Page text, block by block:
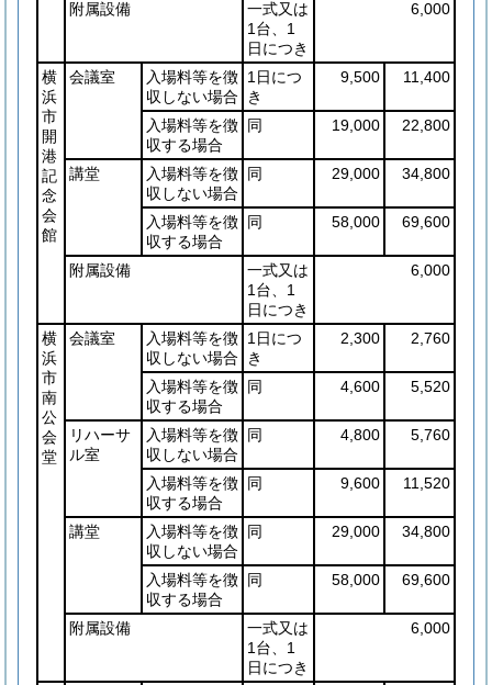
附属設備
一式又は
1台、1
日につき
6,000
横
浜
市
開
港
記
念
会
館
会議室
入場料等を徴
収しない場合
1日につ
き
9,500 11,400
入場料等を徴
収する場合
同 19,000 22,800
講堂
入場料等を徴
収しない場合
同 29,000 34,800
入場料等を徴
収する場合
同 58,000 69,600
附属設備
一式又は
1台、1
日につき
6,000
横
浜
市
南
公
会
堂
会議室
入場料等を徴
収しない場合
1日につ
き
2,300 2,760
入場料等を徴
収する場合
同 4,600 5,520
リハーサ
ル室
入場料等を徴
収しない場合
同 4,800 5,760
入場料等を徴
収する場合
同 9,600 11,520
講堂
入場料等を徴
収しない場合
同 29,000 34,800
入場料等を徴
収する場合
同 58,000 69,600
附属設備
一式又は
1台、1
日につき
6,000